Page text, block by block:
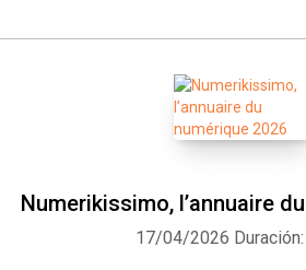
Numerikissimo, l’annuaire
17/04/2026